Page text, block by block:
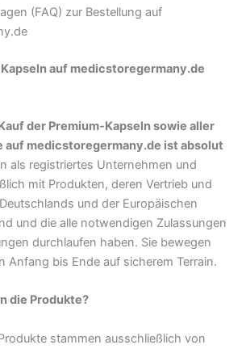
(FAQ) zur Bestellung auf
Kapseln auf medicstoregermany.de
der Premium-Kapseln sowie aller
auf medicstoregermany.de ist absolut
als registriertes Unternehmen und
mit Produkten, deren Vertrieb und
und der Europäischen
und die alle notwendigen Zulassungen
durchlaufen haben. Sie bewegen
Anfang bis Ende auf sicherem Terrain.
die Produkte?
stammen ausschließlich von